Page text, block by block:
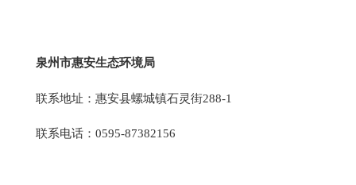
泉州市惠安生态环境局
联系地址：惠安县螺城镇石灵街288-1
联系电话：0595-87382156